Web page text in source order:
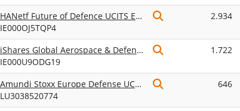
HANetf Future of Defence UCITS ETF
IE000OJ5TQP4
2.934
iShares Global Aerospace & Defence UCITS ETF USD (Acc)
IE000U9ODG19
1.722
Amundi Stoxx Europe Defense UCITS ETF Acc
LU3038520774
646